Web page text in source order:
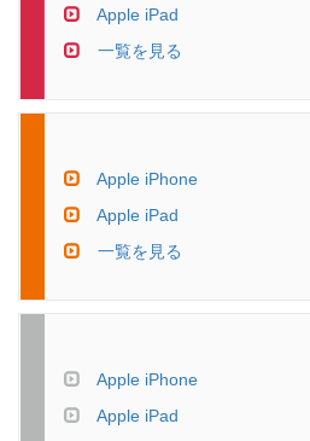
Apple iPad
一覧を見る
Apple iPhone
Apple iPad
一覧を見る
Apple iPhone
Apple iPad